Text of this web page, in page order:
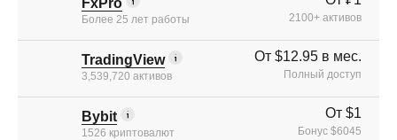
FxPro
Более 25 лет работы 2100+ активов
TradingView
3,539,720 активов
От $12.95 в мес.
Полный доступ
Bybit
1526 криптовалют
От $1
Бонус $6045